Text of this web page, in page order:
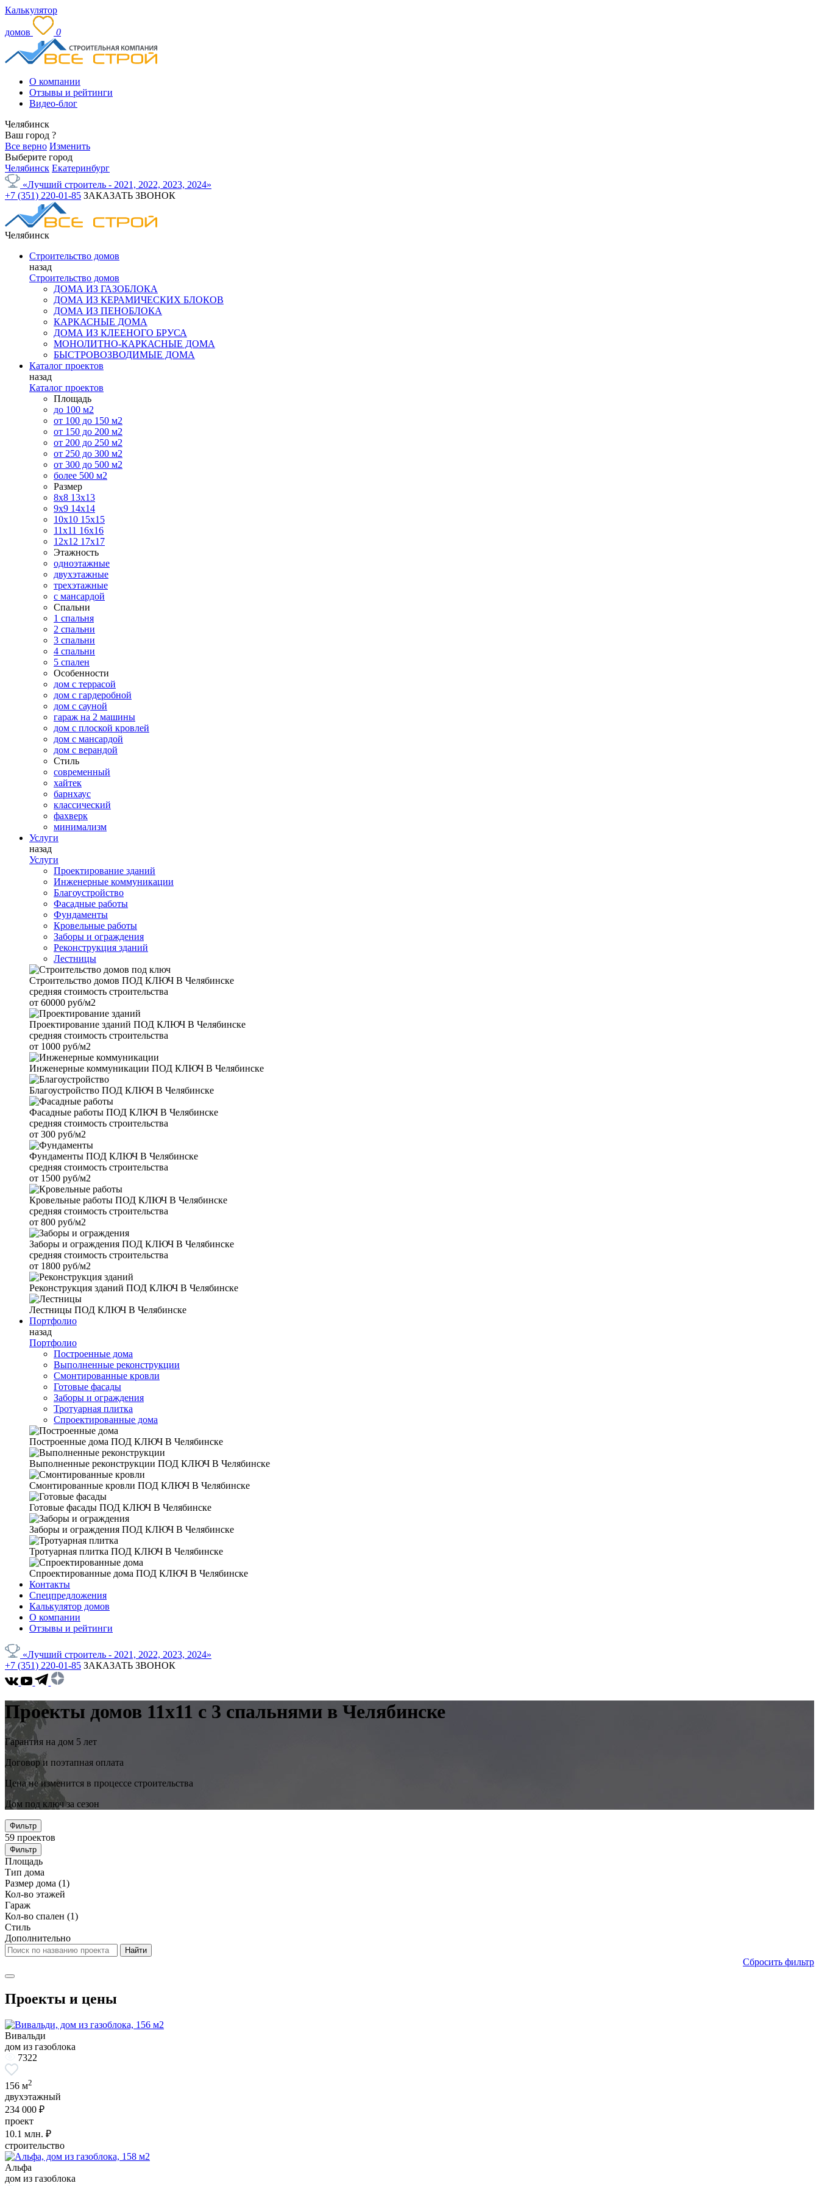
Калькулятор
домов 0
О компании
Отзывы и рейтинги
Видео-блог
Челябинск
Ваш город ?
Все верно Изменить
Выберите город
Челябинск Екатеринбург
«Лучший строитель - 2021, 2022, 2023, 2024»
+7 (351) 220-01-85 ЗАКАЗАТЬ ЗВОНОК
Челябинск
Строительство домов
назад
Строительство домов
ДОМА ИЗ ГАЗОБЛОКА
ДОМА ИЗ КЕРАМИЧЕСКИХ БЛОКОВ
ДОМА ИЗ ПЕНОБЛОКА
КАРКАСНЫЕ ДОМА
ДОМА ИЗ КЛЕЕНОГО БРУСА
МОНОЛИТНО-КАРКАСНЫЕ ДОМА
БЫСТРОВОЗВОДИМЫЕ ДОМА
Каталог проектов
назад
Каталог проектов
Площадь
до 100 м2
от 100 до 150 м2
от 150 до 200 м2
от 200 до 250 м2
от 250 до 300 м2
от 300 до 500 м2
более 500 м2
Размер
8х8 13х13
9х9 14х14
10х10 15х15
11x11 16х16
12х12 17х17
Этажность
одноэтажные
двухэтажные
трехэтажные
с мансардой
Спальни
1 спальня
2 спальни
3 спальни
4 спальни
5 спален
Особенности
дом с террасой
дом с гардеробной
дом с сауной
гараж на 2 машины
дом с плоской кровлей
дом с мансардой
дом с верандой
Стиль
современный
хайтек
барнхаус
классический
фахверк
минимализм
Услуги
назад
Услуги
Проектирование зданий
Инженерные коммуникации
Благоустройство
Фасадные работы
Фундаменты
Кровельные работы
Заборы и ограждения
Реконструкция зданий
Лестницы
Строительство домов ПОД КЛЮЧ В Челябинске
средняя стоимость строительства
от 60000 руб/м2
Проектирование зданий ПОД КЛЮЧ В Челябинске
средняя стоимость строительства
от 1000 руб/м2
Инженерные коммуникации ПОД КЛЮЧ В Челябинске
Благоустройство ПОД КЛЮЧ В Челябинске
Фасадные работы ПОД КЛЮЧ В Челябинске
средняя стоимость строительства
от 300 руб/м2
Фундаменты ПОД КЛЮЧ В Челябинске
средняя стоимость строительства
от 1500 руб/м2
Кровельные работы ПОД КЛЮЧ В Челябинске
средняя стоимость строительства
от 800 руб/м2
Заборы и ограждения ПОД КЛЮЧ В Челябинске
средняя стоимость строительства
от 1800 руб/м2
Реконструкция зданий ПОД КЛЮЧ В Челябинске
Лестницы ПОД КЛЮЧ В Челябинске
Портфолио
назад
Портфолио
Построенные дома
Выполненные реконструкции
Смонтированные кровли
Готовые фасады
Заборы и ограждения
Тротуарная плитка
Спроектированные дома
Построенные дома ПОД КЛЮЧ В Челябинске
Выполненные реконструкции ПОД КЛЮЧ В Челябинске
Смонтированные кровли ПОД КЛЮЧ В Челябинске
Готовые фасады ПОД КЛЮЧ В Челябинске
Заборы и ограждения ПОД КЛЮЧ В Челябинске
Тротуарная плитка ПОД КЛЮЧ В Челябинске
Спроектированные дома ПОД КЛЮЧ В Челябинске
Контакты
Спецпредложения
Калькулятор домов
О компании
Отзывы и рейтинги
«Лучший строитель - 2021, 2022, 2023, 2024»
+7 (351) 220-01-85 ЗАКАЗАТЬ ЗВОНОК
Проекты домов 11x11 с 3 спальнями в Челябинске
Гарантия на дом 5 лет
Договор и поэтапная оплата
Цена не изменится в процессе строительства
Дом под ключ за сезон
Фильтр
59 проектов
Фильтр
Площадь
Тип дома
Размер дома (1)
Кол-во этажей
Гараж
Кол-во спален (1)
Стиль
Дополнительно
Сбросить фильтр
Проекты и цены
Вивальди
дом из газоблока
7322
156 м2
двухэтажный
234 000 ₽
проект
10.1 млн. ₽
строительство
Альфа
дом из газоблока